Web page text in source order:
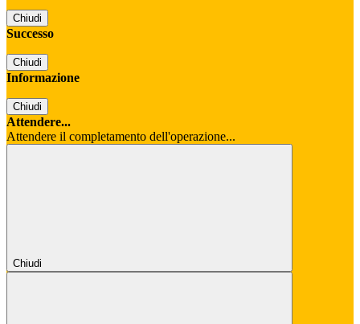
Chiudi
Successo
Chiudi
Informazione
Chiudi
Attendere...
Attendere il completamento dell'operazione...
Chiudi